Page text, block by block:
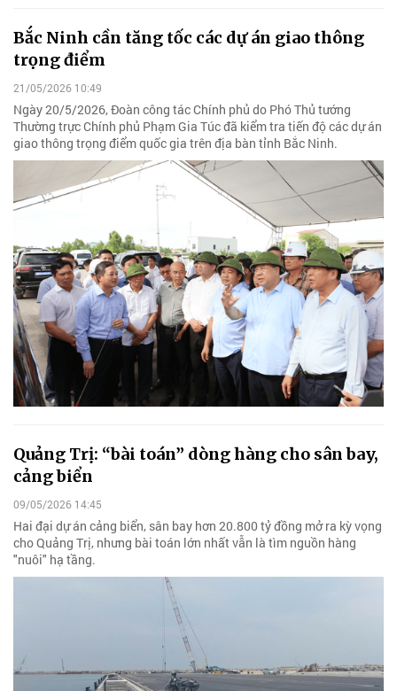
Bắc Ninh cần tăng tốc các dự án giao thông
trọng điểm
21/05/2026 10:49
Ngày 20/5/2026, Đoàn công tác Chính phủ do Phó Thủ tướng
Thường trực Chính phủ Phạm Gia Túc đã kiểm tra tiến độ các dự án
giao thông trọng điểm quốc gia trên địa bàn tỉnh Bắc Ninh.
Quảng Trị: “bài toán” dòng hàng cho sân bay,
cảng biển
09/05/2026 14:45
Hai đại dự án cảng biển, sân bay hơn 20.800 tỷ đồng mở ra kỳ vọng
cho Quảng Trị, nhưng bài toán lớn nhất vẫn là tìm nguồn hàng
"nuôi" hạ tầng.